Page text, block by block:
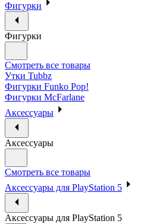
Фигурки
Фигурки
Смотреть все товары
Утки Tubbz
Фигурки Funko Pop!
Фигурки McFarlane
Аксессуары
Аксессуары
Смотреть все товары
Аксессуары для PlayStation 5
Аксессуары для PlayStation 5